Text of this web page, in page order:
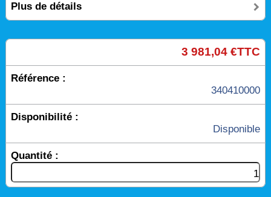
Plus de détails
3 981,04 €TTC
Référence :
340410000
Disponibilité :
Disponible
Quantité :